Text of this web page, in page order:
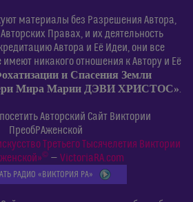
материалы без Разрешения Автора,
Правах, и их деятельность
Автора и Её Идеи, они все
никакого отношения к Автору и Её
и Спасения Земли
Мира Марии ДЭВИ ХРИСТОС».
Авторский Сайт Виктории
ПреобРАженской
Третьего Тысячелетия Виктории
©— VictoriaRA.com
РАДИО «ВИКТОРИЯ РА»